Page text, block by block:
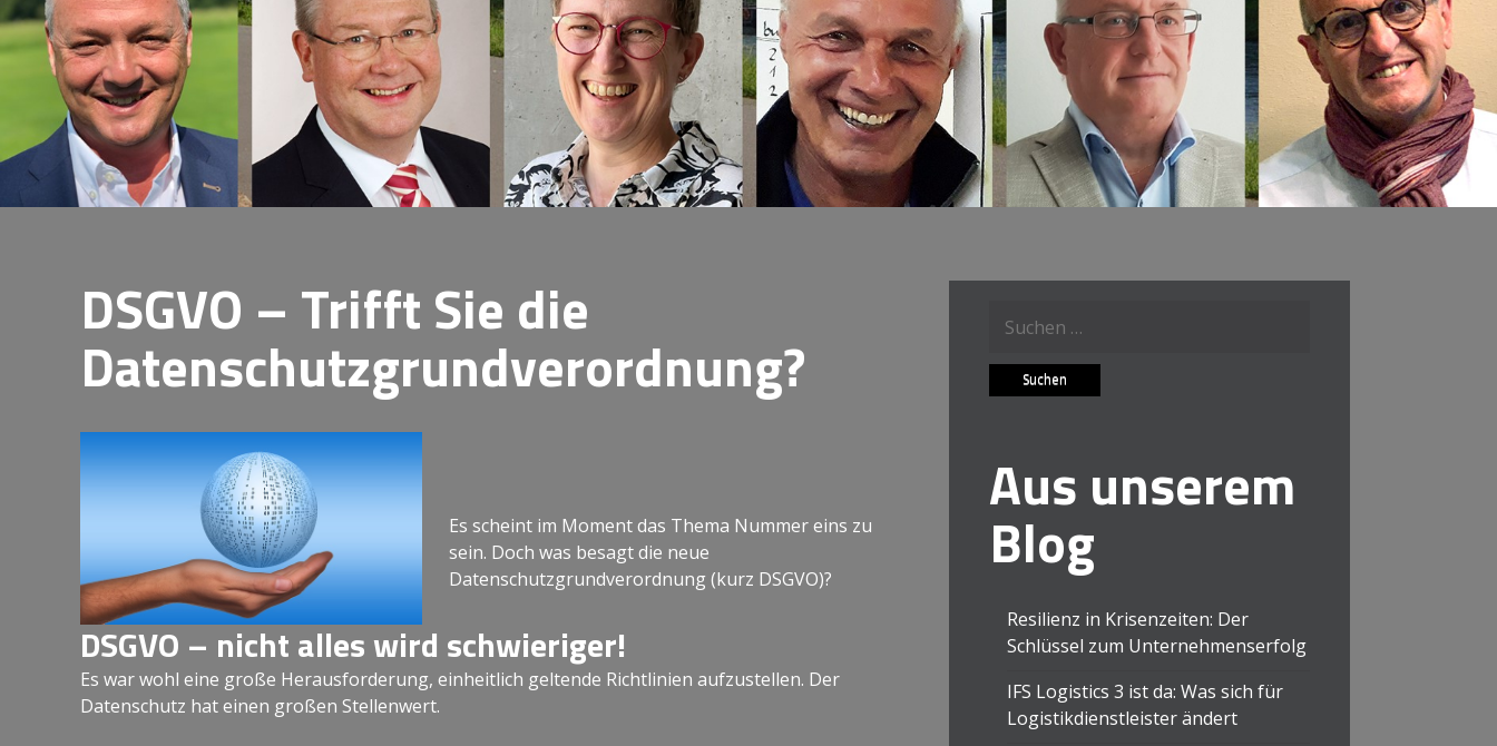
DSGVO – Trifft Sie die
Datenschutzgrundverordnung?
Es scheint im Moment das Thema Nummer eins zu
sein. Doch was besagt die neue
Datenschutzgrundverordnung (kurz DSGVO)?
DSGVO – nicht alles wird schwieriger!
Es war wohl eine große Herausforderung, einheitlich geltende Richtlinien aufzustellen. Der
Datenschutz hat einen großen Stellenwert.
nach:
Aus unserem
Blog
Resilienz in Krisenzeiten: Der
Schlüssel zum Unternehmenserfolg
IFS Logistics 3 ist da: Was sich für
Logistikdienstleister ändert